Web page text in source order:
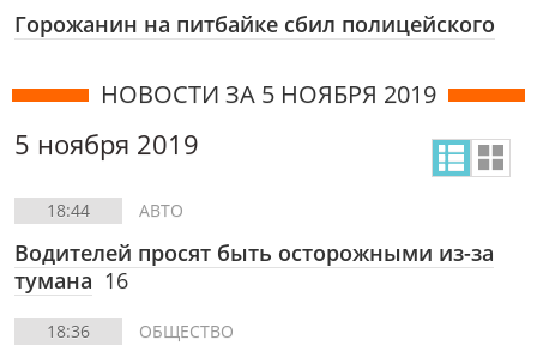
Горожанин на питбайке сбил полицейского
НОВОСТИ ЗА 5 НОЯБРЯ 2019
5 ноября 2019
18:44 АВТО
Водителей просят быть осторожными из-за
тумана 16
18:36 ОБЩЕСТВО